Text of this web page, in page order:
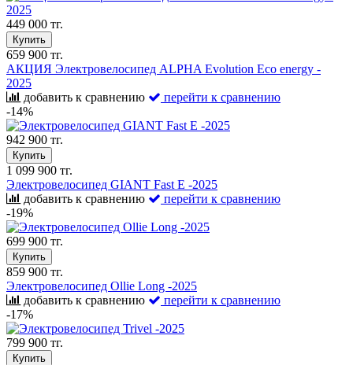
449 000 тг.
Купить
659 900 тг.
АКЦИЯ Электровелосипед ALPHA Evolution Eco energy -
2025
добавить к сравнению
перейти к сравнению
-14%
942 900 тг.
Купить
1 099 900 тг.
Электровелосипед GIANT Fast E -2025
добавить к сравнению
перейти к сравнению
-19%
699 900 тг.
Купить
859 900 тг.
Электровелосипед Ollie Long -2025
добавить к сравнению
перейти к сравнению
-17%
799 900 тг.
Купить